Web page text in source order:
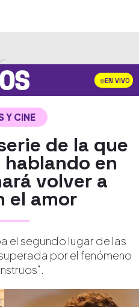
EN VIVO
Y CINE
de la que
en
volver a
el amor
el segundo lugar de las
por el fenómeno